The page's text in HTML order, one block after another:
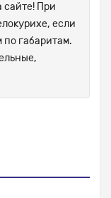
сайте! При
если
по габаритам.